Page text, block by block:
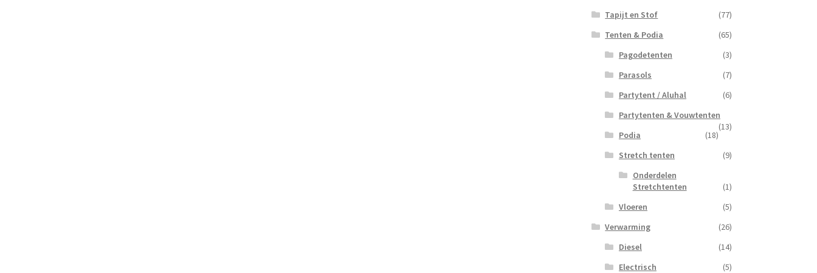
Tapijt en Stof
(77)
Tenten & Podia
(65)
Pagodetenten
(3)
Parasols
(7)
Partytent / Aluhal
(6)
Partytenten & Vouwtenten
(13)
Podia
(18)
Stretch tenten
(9)
Onderdelen
Stretchtenten
(1)
Vloeren
(5)
Verwarming
(26)
Diesel
(14)
Electrisch
(5)